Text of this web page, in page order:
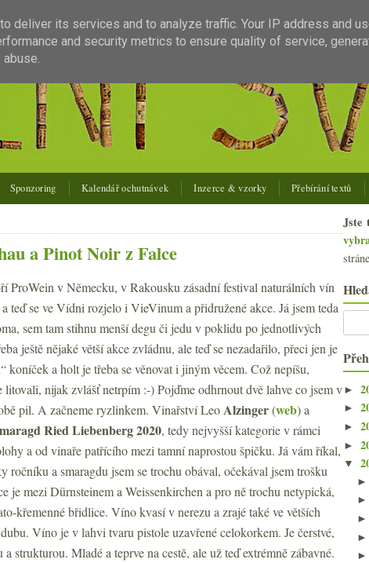
Sponzoring Kalendář ochutnávek Inzerce & vzorky Přebírání textů
a Pinot Noir z Falce
ProWein v Německu, v Rakousku zásadní festival naturálních vín
teď se ve Vídni rozjelo i VieVinum a přidružené akce. Já jsem teda
sem tam stihnu menší degu či jedu v poklidu po jednotlivých
ještě nějaké větší akce zvládnu, ale teď se nezadařilo, přeci jen je
koníček a holt je třeba se věnovat i jiným věcem. Což nepíšu,
litovali, nijak zvlášť netrpím :-) Pojďme odhrnout dvě lahve co jsem v
pil. A začneme ryzlinkem. Vinařství LeoAlzinger(web) a
Ried Liebenberg 2020, tedy nejvyšší kategorie v rámci
a od vinaře patřícího mezi tamní naprostou špičku. Já vám říkal,
ročníku a smaragdu jsem se trochu obával, očekával jsem trošku
je mezi Dürnsteinem a Weissenkirchen a pro ně trochu netypická,
křemenné břidlice. Víno kvasí v nerezu a zrajé také ve větších
Víno je v lahvi tvaru pistole uzavřené celokorkem. Je čerstvé,
strukturou. Mladé a teprve na cestě, ale už teď extrémně zábavné.
Jste
►
►
►
►
▼
deliver its services and to analyze traffic. Your IP address and
and security metrics to ensure quality of service,